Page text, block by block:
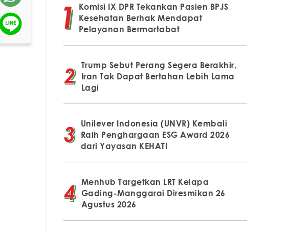
Komisi IX DPR Tekankan Pasien BPJS
Kesehatan Berhak Mendapat
Pelayanan Bermartabat
Trump Sebut Perang Segera Berakhir,
Iran Tak Dapat Bertahan Lebih Lama
Lagi
Unilever Indonesia (UNVR) Kembali
Raih Penghargaan ESG Award 2026
dari Yayasan KEHATI
Menhub Targetkan LRT Kelapa
Gading-Manggarai Diresmikan 26
Agustus 2026